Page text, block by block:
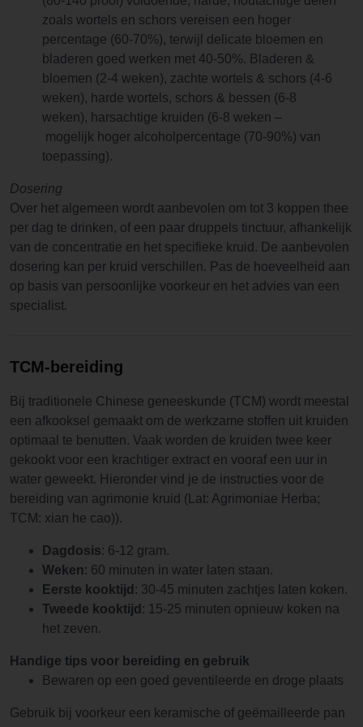
zoals wortels en schors vereisen een hoger
percentage (60-70%), terwijl delicate bloemen en
bladeren goed werken met 40-50%. Bladeren &
bloemen (2-4 weken), zachte wortels & schors (4-6
weken), harde wortels, schors & bessen (6-8
weken), harsachtige kruiden (6-8 weken –
mogelijk hoger alcoholpercentage (70-90%) van
toepassing).
Dosering
Over het algemeen wordt aanbevolen om tot 3 koppen thee
per dag te drinken, of een paar druppels tinctuur, afhankelijk
van de concentratie en het specifieke kruid. De aanbevolen
dosering kan per kruid verschillen. Pas de hoeveelheid aan
op basis van persoonlijke voorkeur en het advies van een
specialist.
TCM-bereiding
Bij traditionele Chinese geneeskunde (TCM) wordt meestal
een afkooksel gemaakt om de werkzame stoffen uit kruiden
optimaal te benutten. Vaak worden de kruiden twee keer
gekookt voor een krachtiger extract en vooraf een uur in
water geweekt. Hieronder vind je de instructies voor de
bereiding van agrimonie kruid (Lat: Agrimoniae Herba;
TCM: xian he cao)).
Dagdosis: 6-12 gram.
Weken: 60 minuten in water laten staan.
Eerste kooktijd : 30-45 minuten zachtjes laten koken.
Tweede kooktijd : 15-25 minuten opnieuw koken na
het zeven.
Handige tips voor bereiding en gebruik
Bewaren op een goed geventileerde en droge plaats
Gebruik bij voorkeur een keramische of geëmailleerde pan